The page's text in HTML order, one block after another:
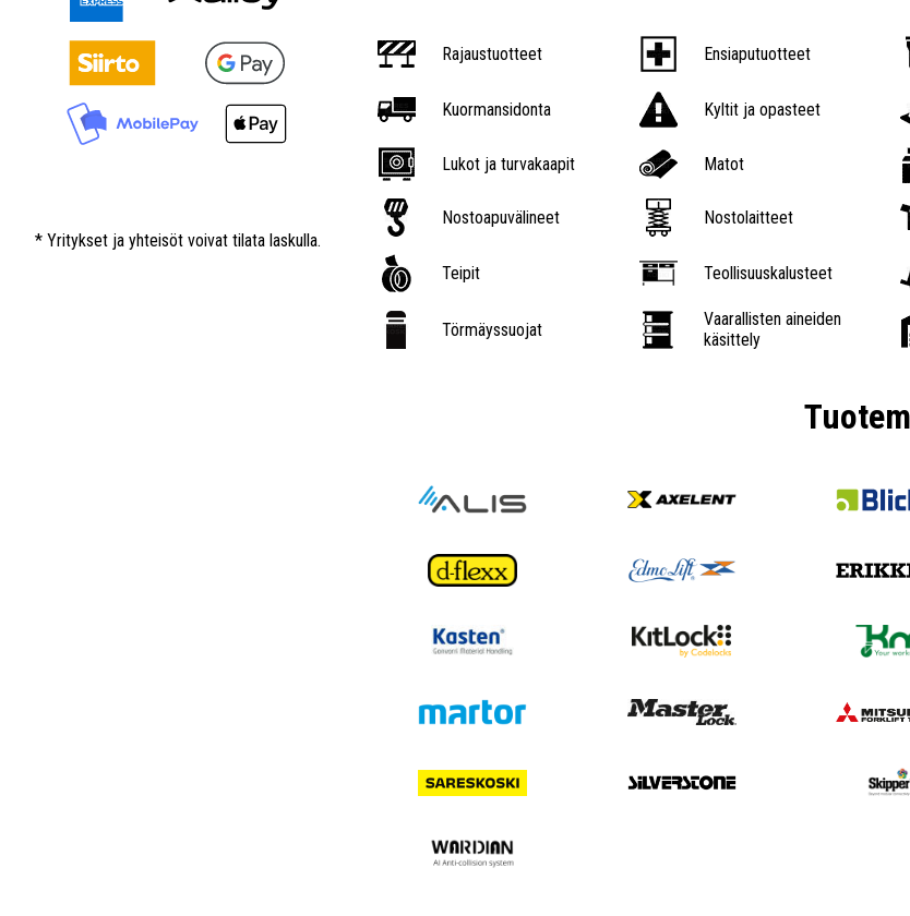
* Yritykset ja yhteisöt voivat tilata laskulla.
Rajaustuotteet Ensiaputuotteet
Kuormansidonta Kyltit ja opasteet
Lukot ja turvakaapit Matot
Nostoapuvälineet Nostolaitteet
Teipit Teollisuuskalusteet
Törmäyssuojat
Vaarallisten aineiden
käsittely